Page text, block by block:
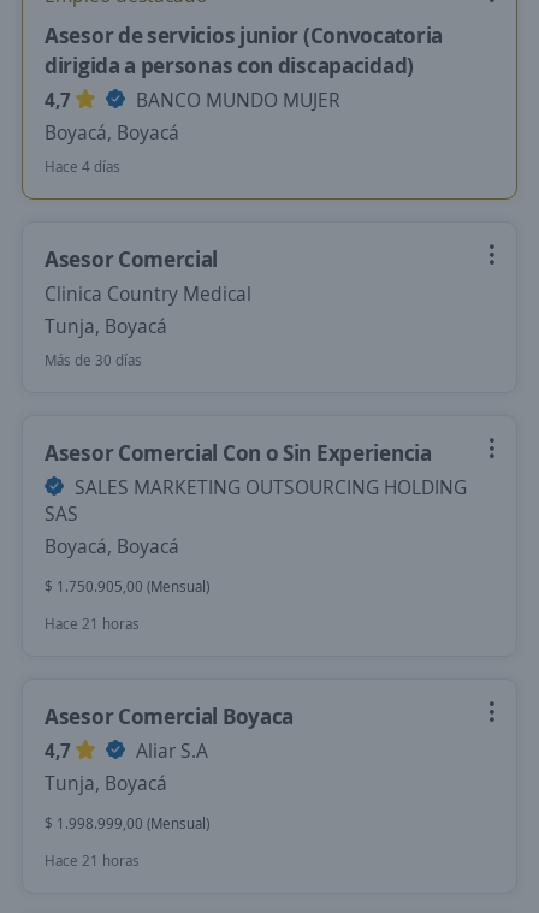
Asesor de servicios junior (Convocatoria
dirigida a personas con discapacidad)
4,7
BANCO MUNDO MUJER
Boyacá, Boyacá
Hace 4 días
Asesor Comercial
Clinica Country Medical
Tunja, Boyacá
Más de 30 días
Asesor Comercial Con o Sin Experiencia
SALES MARKETING OUTSOURCING HOLDING
SAS
Boyacá, Boyacá
$ 1.750.905,00 (Mensual)
Hace 21 horas
Asesor Comercial Boyaca
4,7
Aliar S.A
Tunja, Boyacá
$ 1.998.999,00 (Mensual)
Hace 21 horas